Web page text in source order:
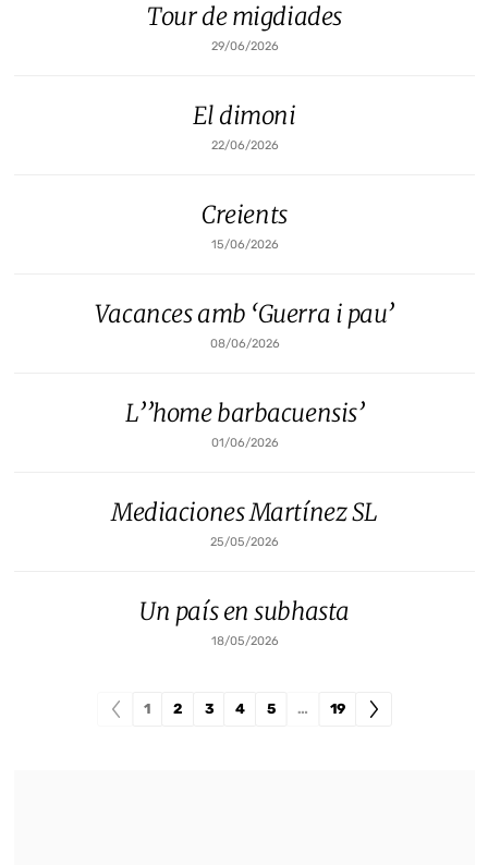
Tour de migdiades
29/06/2026
El dimoni
22/06/2026
Creients
15/06/2026
Vacances amb ‘Guerra i pau’
08/06/2026
L’’home barbacuensis’
01/06/2026
Mediaciones Martínez SL
25/05/2026
Un país en subhasta
18/05/2026
1 2 3 4 5 … 19